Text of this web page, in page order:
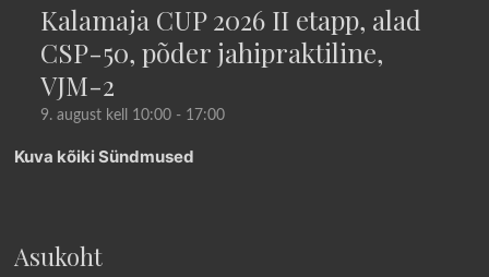
Kalamaja CUP 2026 II etapp, alad
CSP-50, põder jahipraktiline,
VJM-2
9. august kell 10:00 - 17:00
Kuva kõiki Sündmused
Asukoht